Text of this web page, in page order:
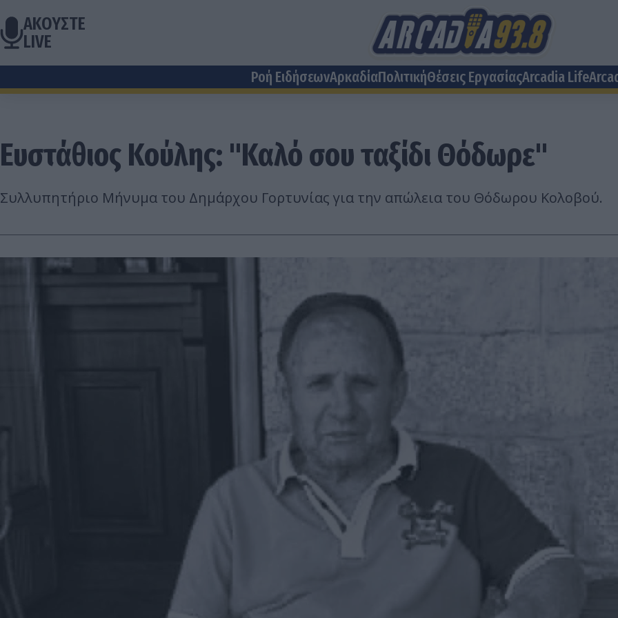
ΑΚΟΥΣΤΕ
LIVE
Ροή ΕιδήσεωνΑρκαδίαΠολιτικήΘέσεις EργασίαςArcadia Life
Ευστάθιος Κούλης: "Καλό σου ταξίδι Θόδωρε"
Συλλυπητήριο Μήνυμα του Δημάρχου Γορτυνίας για την απώλεια του Θόδωρου Κολοβού.